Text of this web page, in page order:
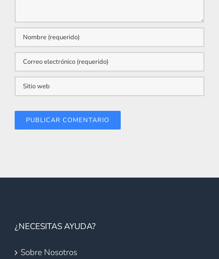
¿NECESITAS AYUDA?
Sobre Nosotros